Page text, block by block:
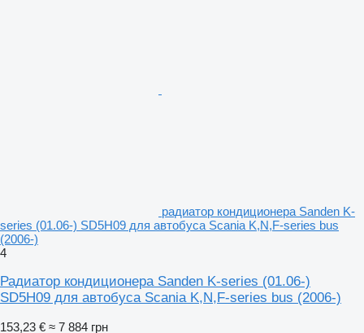
радиатор кондиционера Sanden K-
series (01.06-) SD5H09 для автобуса Scania K,N,F-series bus
(2006-)
4
Радиатор кондиционера Sanden K-series (01.06-)
SD5H09 для автобуса Scania K,N,F-series bus (2006-)
153,23 € ≈ 7 884 грн